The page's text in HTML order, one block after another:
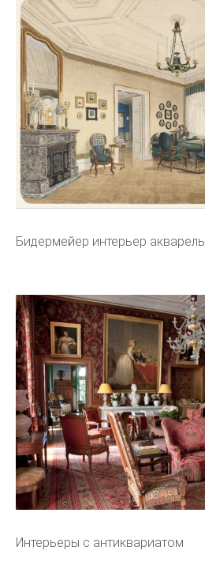
Бидермейер интерьер акварель
Интерьеры с антиквариатом